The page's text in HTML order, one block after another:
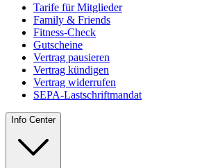
Tarife für Mitglieder
Family & Friends
Fitness-Check
Gutscheine
Vertrag pausieren
Vertrag kündigen
Vertrag widerrufen
SEPA-Lastschriftmandat
Info Center